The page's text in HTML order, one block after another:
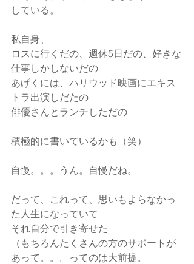
している。
私自身、
ロスに行くだの、週休5日だの、好きな
仕事しかしないだの
あげくには、ハリウッド映画にエキス
トラ出演しだたの
俳優さんとランチしただの
積極的に書いているかも（笑）
自慢。。。うん。自慢だね。
だって、これって、思いもよらなかっ
た人生になっていて
それ自分で引き寄せた
（もちろんたくさんの方のサポートが
あって。。。ってのは大前提。